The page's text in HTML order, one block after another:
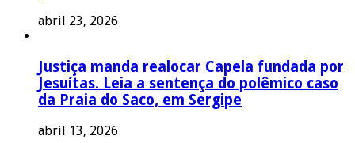
abril 23, 2026
Justiça manda realocar Capela fundada por
Jesuítas. Leia a sentença do polêmico caso
da Praia do Saco, em Sergipe
abril 13, 2026